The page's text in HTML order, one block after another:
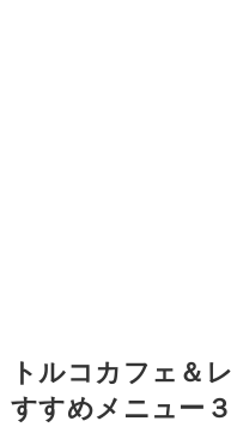
トルコカフェ＆
すすめメニュー